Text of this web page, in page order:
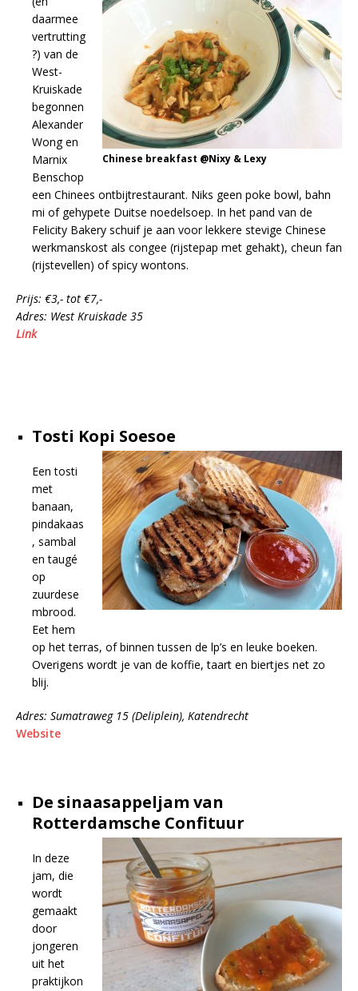
Chinese breakfast @Nixy & Lexy
daarmee
vertrutting
?) van de
West-
Kruiskade
begonnen
Alexander
Wong en
Marnix
Benschop
een Chinees ontbijtrestaurant. Niks geen poke bowl, bahn
mi of gehypete Duitse noedelsoep. In het pand van de
Felicity Bakery schuif je aan voor lekkere stevige Chinese
werkmanskost als congee (rijstepap met gehakt), cheun fan
(rijstevellen) of spicy wontons.
Prijs: €3,- tot €7,-
Adres: West Kruiskade 35
Link
Tosti Kopi Soesoe
Een tosti
met
banaan,
pindakaas
, sambal
en taugé
op
zuurdese
mbrood.
Eet hem
op het terras, of binnen tussen de lp’s en leuke boeken.
Overigens wordt je van de koffie, taart en biertjes net zo
blij.
Adres: Sumatraweg 15 (Deliplein), Katendrecht
Website
De sinaasappeljam van
Rotterdamsche Confituur
In deze
jam, die
wordt
gemaakt
door
jongeren
uit het
praktijkon